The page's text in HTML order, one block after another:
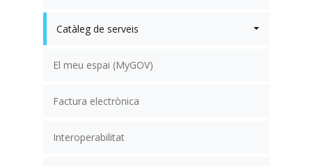
Catàleg de serveis
El meu espai (MyGOV)
Factura electrònica
Interoperabilitat